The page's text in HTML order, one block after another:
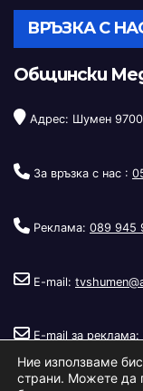
ВРЪЗКА С
Общински
Адрес: Шумен
За връзка с нас :
Реклама: 089 945
E-mail:
E-mail за реклама:
Ние използваме
страни. Можете да